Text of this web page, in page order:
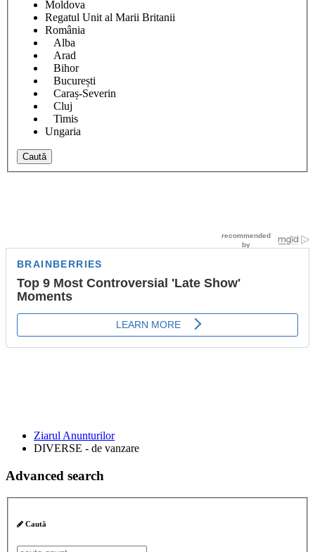
Moldova
Regatul Unit al Marii Britanii
România
Alba
Arad
Bihor
București
Caraș-Severin
Cluj
Timis
Ungaria
Caută
Ziarul Anunturilor
DIVERSE - de vanzare
Advanced search
Caută